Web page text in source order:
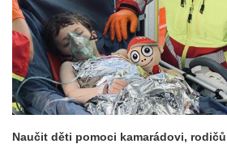
Naučit děti pomoci kamarádovi,